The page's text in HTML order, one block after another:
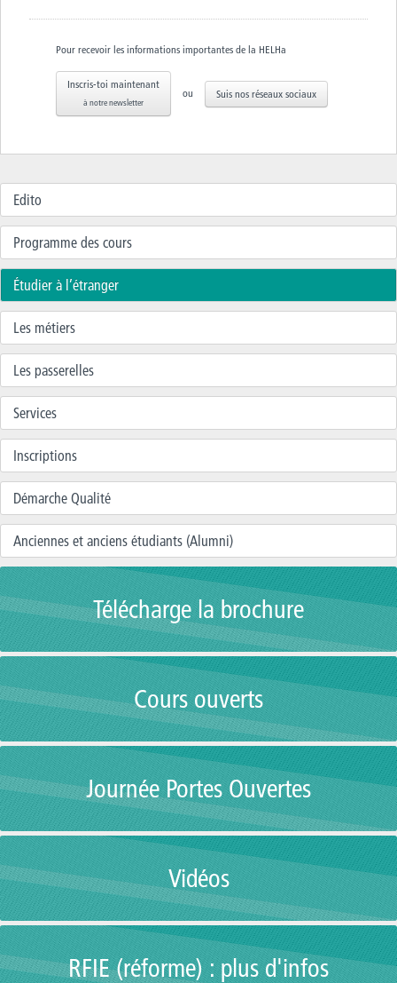
Pour recevoir les informations importantes de la HELHa
Inscris-toi maintenant
à notre newsletter
ou Suis nos réseaux sociaux
Edito
Programme des cours
Étudier à l’étranger
Les métiers
Les passerelles
Services
Inscriptions
Démarche Qualité
Anciennes et anciens étudiants (Alumni)
Télécharge la brochure
Cours ouverts
Journée Portes Ouvertes
Vidéos
RFIE (réforme) : plus d'infos